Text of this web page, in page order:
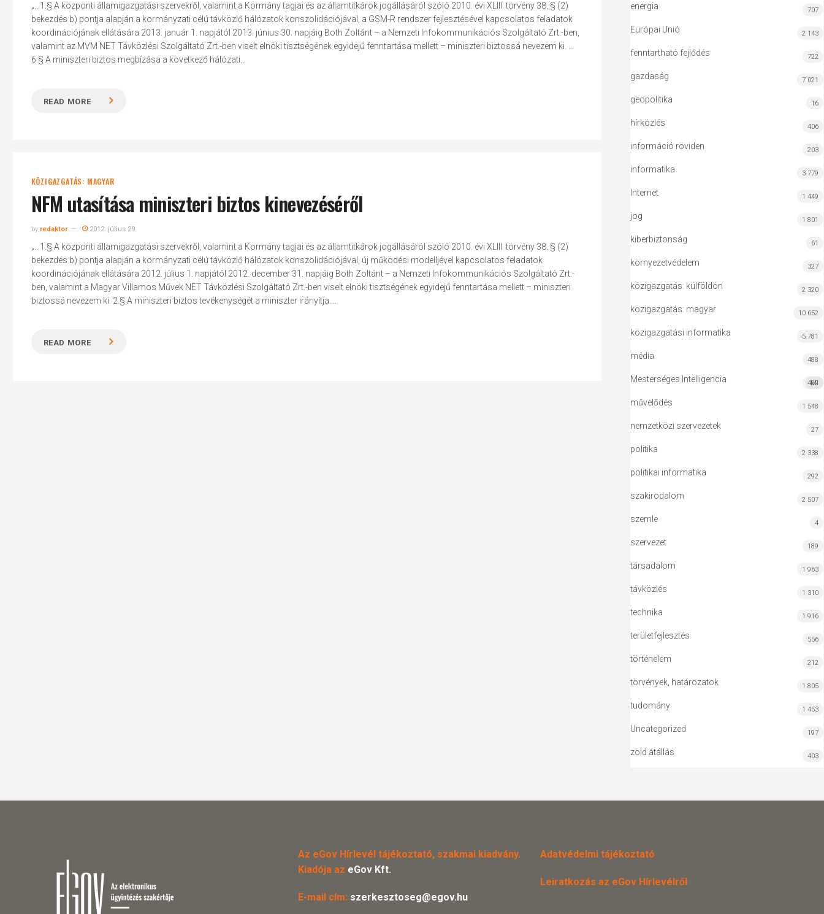
„...1.§ A központi államigazgatási szervekről, valamint a Kormány tagjai és az államtitkárok jogállásáról szóló 2010. évi XLIII. törvény 38. § (2)
bekezdés b) pontja alapján a kormányzati célú távközlő hálózatok konszolidációjával, a GSM-R rendszer fejlesztésével kapcsolatos feladatok
koordinációjának ellátására 2013. január 1. napjától 2013. június 30. napjáig Both Zoltánt – a Nemzeti Infokommunikációs Szolgáltató Zrt.-ben,
valamint az MVM NET Távközlési Szolgáltató Zrt.-ben viselt elnöki tisztségének egyidejű fenntartása mellett – miniszteri biztossá nevezem ki. ...
6.§ A miniszteri biztos megbízása a következő hálózati...
READ MORE
KÖZIGAZGATÁS: MAGYAR
NFM utasítása miniszteri biztos kinevezéséről
by redaktor 2012. július 29.
„...1.§ A központi államigazgatási szervekről, valamint a Kormány tagjai és az államtitkárok jogállásáról szóló 2010. évi XLIII. törvény 38. § (2)
bekezdés b) pontja alapján a kormányzati célú távközlő hálózatok konszolidációjával, új működési modelljével kapcsolatos feladatok
koordinációjának ellátására 2012. július 1. napjától 2012. december 31. napjáig Both Zoltánt – a Nemzeti Infokommunikációs Szolgáltató Zrt.-
ben, valamint a Magyar Villamos Művek NET Távközlési Szolgáltató Zrt.-ben viselt elnöki tisztségének egyidejű fenntartása mellett – miniszteri
biztossá nevezem ki. 2.§ A miniszteri biztos tevékenységét a miniszter irányítja....
READ MORE
energia 707
Európai Unió 2 143
fenntartható fejlődés 722
gazdaság 7 021
geopolitika 16
hírközlés 406
információ röviden 203
informatika 3 779
Internet 1 449
jog 1 801
kiberbiztonság 61
környezetvédelem 327
közigazgatás: külföldön 2 320
közigazgatás: magyar 10 652
közigazgatási informatika 5 781
média 488
Mesterséges Intelligencia MI
422
művelődés 1 548
nemzetközi szervezetek 27
politika 2 338
politikai informatika 292
szakirodalom 2 507
szemle 4
szervezet 189
társadalom 1 963
távközlés 1 310
technika 1 916
területfejlesztés 556
történelem 212
törvények, határozatok 1 805
tudomány 1 453
Uncategorized 197
zöld átállás 403
Az eGov Hírlevél tájékoztató, szakmai kiadvány.
Kiadója az eGov Kft.
E-mail cím: szerkesztoseg@egov.hu
Adatvédelmi tájékoztató
Leiratkozás az eGov Hírlevélről